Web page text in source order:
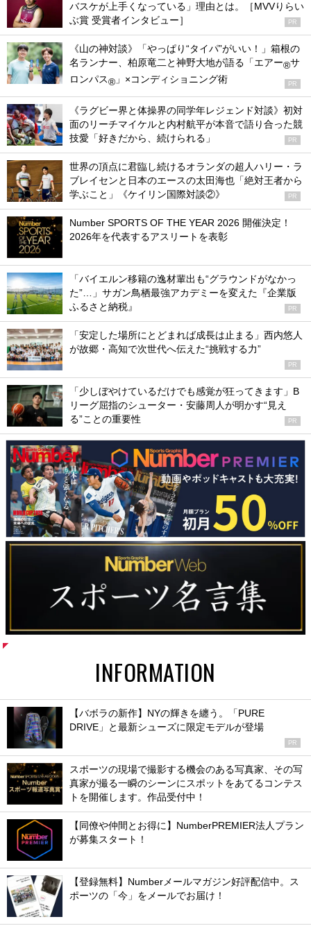
バスケが上手くなっている」理由とは。［MVVりらい
ぶ賞 受賞者インタビュー］
PR
《山の神対談》「やっぱり“タイパ”がいい！」箱根の
名ランナー、柏原竜二と神野大地が語る「エアー®サ
ロンパス® 」×コンディショニング術 PR
《ラグビー界と体操界の同学年レジェンド対談》初対
面のリーチマイケルと内村航平が本音で語り合った競
技愛「好きだから、続けられる」
PR
世界の頂点に君臨し続けるオランダの超人ハリー・ラ
ブレイセンと日本のエースの太田海也「絶対王者から
学ぶこと」《ケイリン国際対談②》
PR
Number SPORTS OF THE YEAR 2026 開催決定！
2026年を代表するアスリートを表彰
「バイエルン移籍の逸材輩出も“グラウンドがなかっ
た”…」サガン鳥栖最強アカデミーを変えた『企業版
ふるさと納税』
PR
「安定した場所にとどまれば成長は止まる」西内悠人
が故郷・高知で次世代へ伝えた“挑戦する力”
PR
「少しぼやけているだけでも感覚が狂ってきます」B
リーグ屈指のシューター・安藤周人が明かす“見え
る”ことの重要性
PR
INFORMATION
【バボラの新作】NYの輝きを纏う。「PURE
DRIVE」と最新シューズに限定モデルが登場
PR
スポーツの現場で撮影する機会のある写真家、その写
真家が撮る一瞬のシーンにスポットをあてるコンテス
トを開催します。作品受付中！
【同僚や仲間とお得に】NumberPREMIER法人プラン
が募集スタート！
【登録無料】Numberメールマガジン好評配信中。ス
ポーツの「今」をメールでお届け！